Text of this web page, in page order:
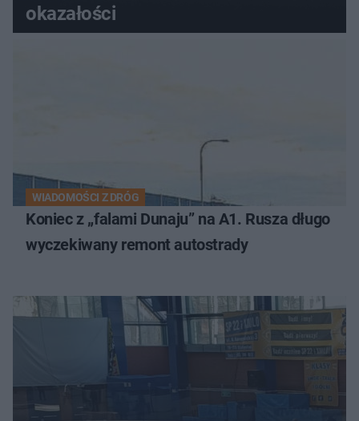
okazałości
WIADOMOŚCI Z DRÓG
Koniec z „falami Dunaju” na A1. Rusza długo
wyczekiwany remont autostrady